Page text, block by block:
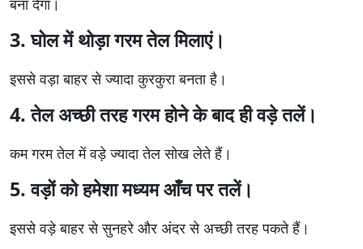
3. घोल में थोड़ा गरम तेल मिलाएं।
इससे वड़ा बाहर से ज्यादा कुरकुरा बनता है।
4. तेल अच्छी तरह गरम होने के बाद ही वड़े तलें।
कम गरम तेल में वड़े ज्यादा तेल सोख लेते हैं।
5. वड़ों को हमेशा मध्यम आँच पर तलें।
इससे वड़े बाहर से सुनहरे और अंदर से अच्छी तरह पकते हैं।